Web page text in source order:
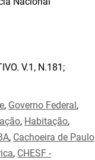
V.1, N.181;
, Governo Federal,
, Habitação,
, Cachoeira de Paulo
, CHESF -